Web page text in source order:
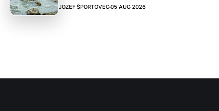
JOZEF ŠPORTOVEC05 AUG 2026